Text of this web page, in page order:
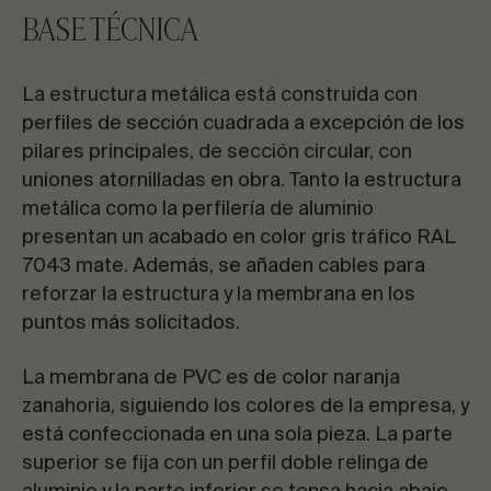
BASE TÉCNICA
La estructura metálica está construida con
perfiles de sección cuadrada a excepción de los
pilares principales, de sección circular, con
uniones atornilladas en obra. Tanto la estructura
metálica como la perfilería de aluminio
presentan un acabado en color gris tráfico RAL
7043 mate. Además, se añaden cables para
reforzar la estructura y la membrana en los
puntos más solicitados.
La membrana de PVC es de color naranja
zanahoria, siguiendo los colores de la empresa, y
está confeccionada en una sola pieza. La parte
superior se fija con un perfil doble relinga de